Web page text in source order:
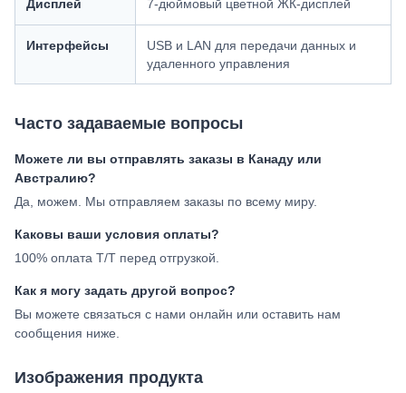
Дисплей 7-дюймовый цветной ЖК-дисплей
Интерфейсы
USB и LAN для передачи данных и
удаленного управления
Часто задаваемые вопросы
Можете ли вы отправлять заказы в Канаду или
Австралию?
Да, можем. Мы отправляем заказы по всему миру.
Каковы ваши условия оплаты?
100% оплата T/T перед отгрузкой.
Как я могу задать другой вопрос?
Вы можете связаться с нами онлайн или оставить нам
сообщения ниже.
Изображения продукта